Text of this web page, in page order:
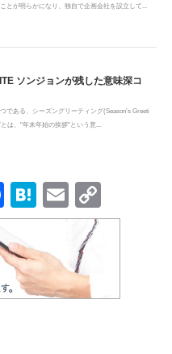
とが明らかになり、独自で企画会社を設立して...
ソンジョンが残した意味深コ
である、シーズングリーティング(Season’s Greeti
は、"年末年始の挨拶"という意...
F
a
c
e
b
H
at
e
n
a
E
m
ail
o
Li